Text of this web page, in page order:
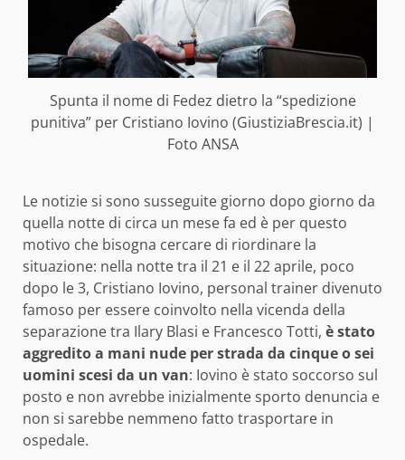
Spunta il nome di Fedez dietro la “spedizione
punitiva” per Cristiano Iovino (GiustiziaBrescia.it) |
Foto ANSA
Le notizie si sono susseguite giorno dopo giorno da
quella notte di circa un mese fa ed è per questo
motivo che bisogna cercare di riordinare la
situazione: nella notte tra il 21 e il 22 aprile, poco
dopo le 3, Cristiano Iovino, personal trainer divenuto
famoso per essere coinvolto nella vicenda della
separazione tra Ilary Blasi e Francesco Totti, è stato
aggredito a mani nude per strada da cinque o sei
uomini scesi da un van: Iovino è stato soccorso sul
posto e non avrebbe inizialmente sporto denuncia e
non si sarebbe nemmeno fatto trasportare in
ospedale.